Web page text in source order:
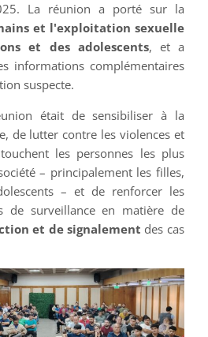
La réunion a porté sur la
et l'exploitation sexuelle
et des adolescents, et a
informations complémentaires
suspecte.
était de sensibiliser à la
de lutter contre les violences et
les personnes les plus
– principalement les filles,
– et de renforcer les
de surveillance en matière de
et de signalement des cas